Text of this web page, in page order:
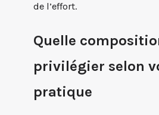
de l’effort.
Quelle
privilégier selon
pratique